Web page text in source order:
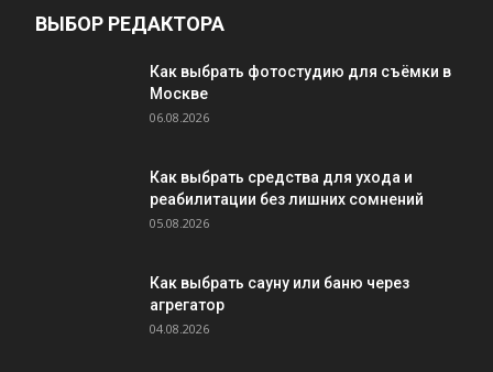
ВЫБОР РЕДАКТОРА
Как выбрать фотостудию для съёмки в
Москве
06.08.2026
Как выбрать средства для ухода и
реабилитации без лишних сомнений
05.08.2026
Как выбрать сауну или баню через
агрегатор
04.08.2026